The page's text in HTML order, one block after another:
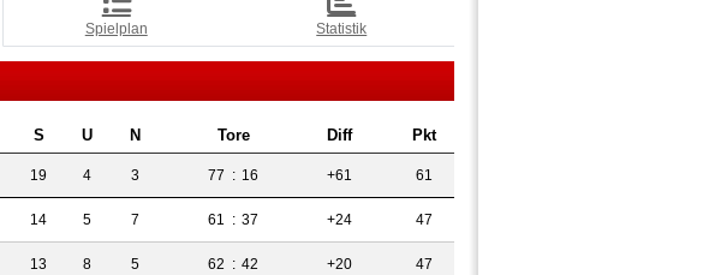
Spielplan Statistik
S U N Tore Diff Pkt
19 4 3 77 : 16 +61 61
14 5 7 61 : 37 +24 47
13 8 5 62 : 42 +20 47